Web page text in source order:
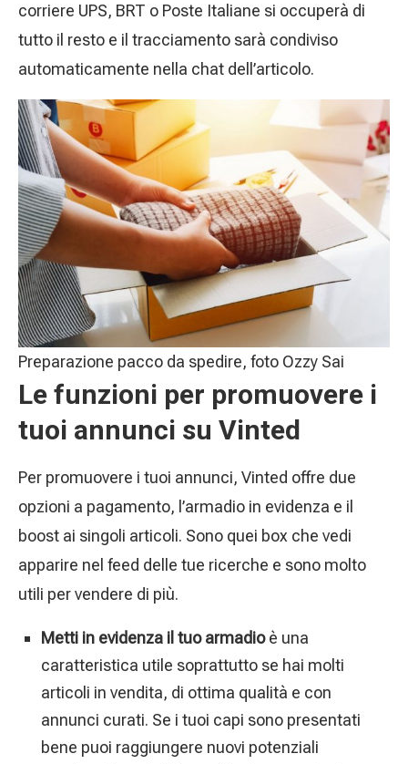
corriere UPS, BRT o Poste Italiane si occuperà di
tutto il resto e il tracciamento sarà condiviso
automaticamente nella chat dell’articolo.
Preparazione pacco da spedire, foto Ozzy Sai
Le funzioni per promuovere i
tuoi annunci su Vinted
Per promuovere i tuoi annunci, Vinted offre due
opzioni a pagamento, l’armadio in evidenza e il
boost ai singoli articoli. Sono quei box che vedi
apparire nel feed delle tue ricerche e sono molto
utili per vendere di più.
Metti in evidenza il tuo armadioè una
caratteristica utile soprattutto se hai molti
articoli in vendita, di ottima qualità e con
annunci curati. Se i tuoi capi sono presentati
bene puoi raggiungere nuovi potenziali